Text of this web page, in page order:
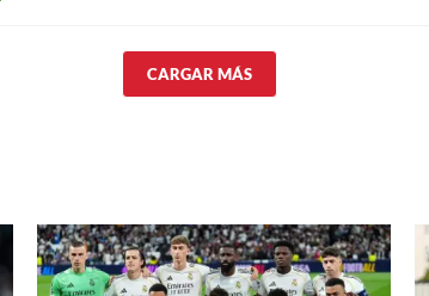
CARGAR MÁS